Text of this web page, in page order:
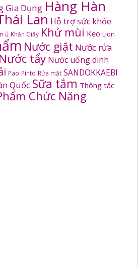
Gia Dụng Hàng Hàn
Lan Hỗ trợ sức khỏe
ủ Khăn Giấy Khử mùi Kẹo Lion
Nước giặt Nước rửa
Nước tẩy Nước uống dinh
Pao Pinto Rửa mặt SANDOKKAEBI
Quốc Sữa tắm Thông tắc
Chức Năng